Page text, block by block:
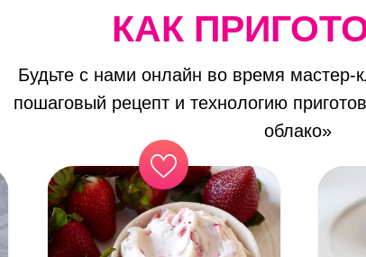
КАК
Будьте с нами онлайн во время мастер-
пошаговый рецепт и технологию
облако»